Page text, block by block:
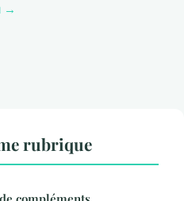
→
rubrique